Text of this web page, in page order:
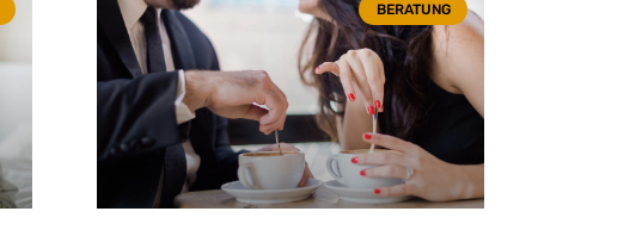
BERATUNG